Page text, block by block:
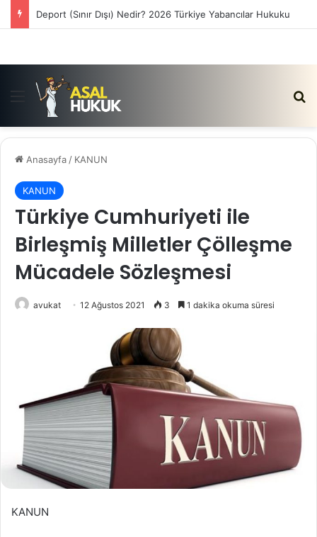
Deport (Sınır Dışı) Nedir? 2026 Türkiye Yabancılar Hukuku
Menü
Anasayfa / KANUN
KANUN
Türkiye Cumhuriyeti ile
Birleşmiş Milletler Çölleşme
Mücadele Sözleşmesi
avukat 12 Ağustos 2021 3 1 dakika okuma süresi
KANUN